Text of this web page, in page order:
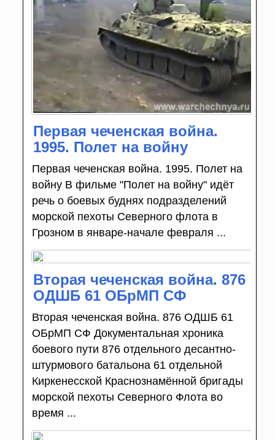
Первая чеченская война.
1995. Полет на войну
Первая чеченская война. 1995. Полет на
войну В фильме "Полет на войну" идёт
речь о боевых буднях подразделений
морской пехоты Cеверного флота в
Грозном в январе-начале февраля ...
Вторая чеченская война. 876
ОДШБ 61 ОБрМП СФ
Вторая чеченская война. 876 ОДШБ 61
ОБрМП СФ Документальная хроника
боевого пути 876 отдельного десантно-
штурмового батальона 61 отдельной
Киркенесской Краснознамённой бригады
морской пехоты Северного Флота во
время ...